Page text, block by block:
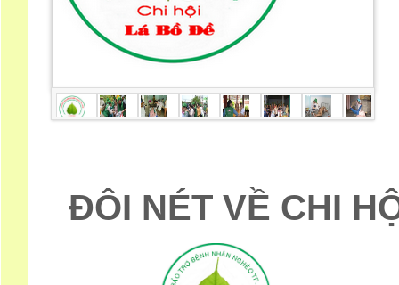
ĐÔI NÉT VỀ CHI